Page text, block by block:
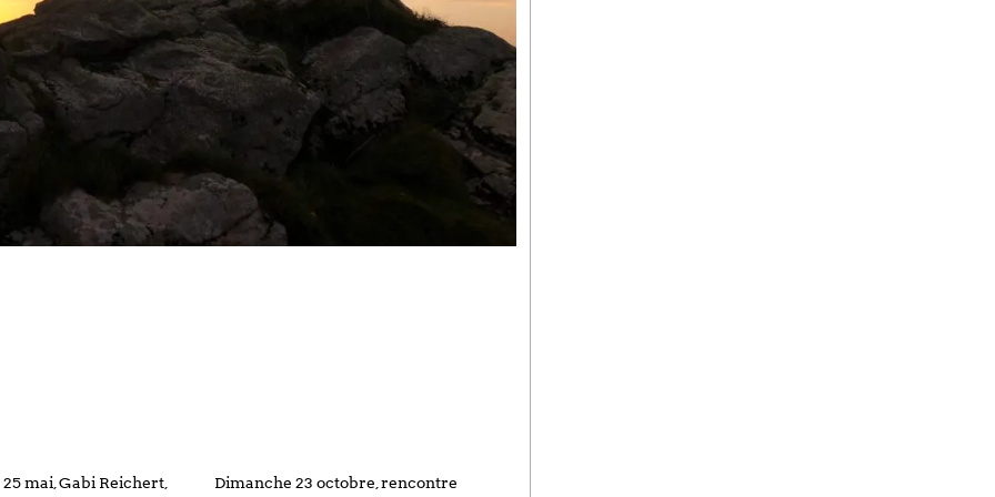
mai, Gabi Reichert,
Dimanche 23 octobre, rencontre